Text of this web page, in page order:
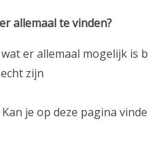
allemaal te vinden?
er allemaal mogelijk is
zijn
je op deze pagina